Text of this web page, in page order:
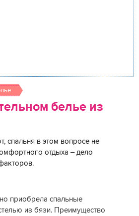
белье из
спальня в этом вопросе не
отдыха – дело
приобрела спальные
из бязи. Преимущество